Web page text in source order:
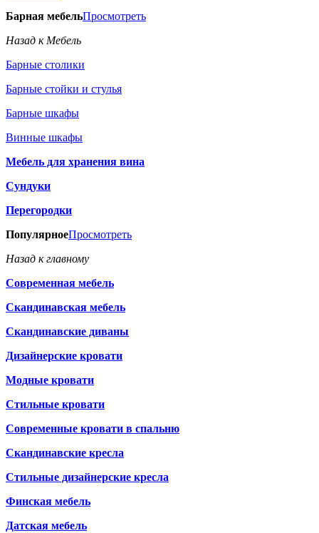
Барная мебельПросмотреть
Назад к Мебель
Барные столики
Барные стойки и стулья
Барные шкафы
Винные шкафы
Мебель для хранения вина
Сундуки
Перегородки
ПопулярноеПросмотреть
Назад к главному
Современная мебель
Скандинавская мебель
Скандинавские диваны
Дизайнерские кровати
Модные кровати
Стильные кровати
Современные кровати в спальню
Скандинавские кресла
Стильные дизайнерские кресла
Финская мебель
Датская мебель